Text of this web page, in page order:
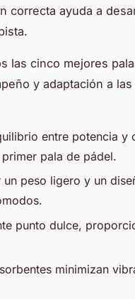
correcta ayuda a
las cinco mejores
y adaptación a
entre potencia y
pala de pádel.
un peso ligero y un
punto dulce,
minimizan